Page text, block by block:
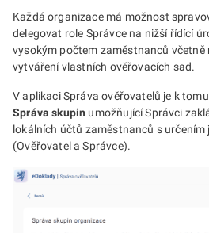
Každá organizace má možnost
delegovat role Správce na nižší řídící
vysokým počtem zaměstnanců včetně
vytváření vlastních ověřovacích sad.
V aplikaci Správa ověřovatelů je k
Správa skupin umožňující Správci
lokálních účtů zaměstnanců s určením
(Ověřovatel a Správce).